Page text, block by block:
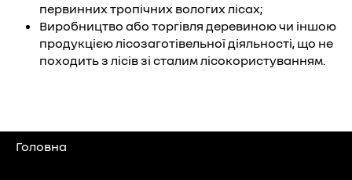
первинних тропічних вологих лісах;
Виробництво або торгівля деревиною чи іншою
продукцією лісозаготівельної діяльності, що не
походить з лісів зі сталим лісокористуванням.
Головна